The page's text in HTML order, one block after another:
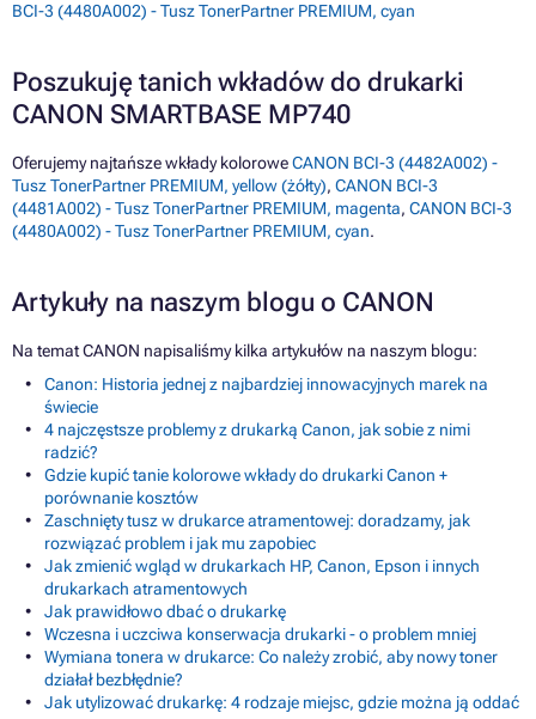
BCI-3 (4480A002) - Tusz TonerPartner PREMIUM, cyan
Poszukuję tanich wkładów do drukarki
CANON SMARTBASE MP740
Oferujemy najtańsze wkłady koloroweCANON BCI-3 (4482A002) -
Tusz TonerPartner PREMIUM, yellow (żółty), CANON BCI-3
(4481A002) - Tusz TonerPartner PREMIUM, magenta, CANON BCI-3
(4480A002) - Tusz TonerPartner PREMIUM, cyan.
Artykuły na naszym blogu o CANON
Na temat CANON napisaliśmy kilka artykułów na naszym blogu:
Canon: Historia jednej z najbardziej innowacyjnych marek na
świecie
4 najczęstsze problemy z drukarką Canon, jak sobie z nimi
radzić?
Gdzie kupić tanie kolorowe wkłady do drukarki Canon +
porównanie kosztów
Zaschnięty tusz w drukarce atramentowej: doradzamy, jak
rozwiązać problem i jak mu zapobiec
Jak zmienić wgląd w drukarkach HP, Canon, Epson i innych
drukarkach atramentowych
Jak prawidłowo dbać o drukarkę
Wczesna i uczciwa konserwacja drukarki - o problem mniej
Wymiana tonera w drukarce: Co należy zrobić, aby nowy toner
działał bezbłędnie?
Jak utylizować drukarkę: 4 rodzaje miejsc, gdzie można ją oddać